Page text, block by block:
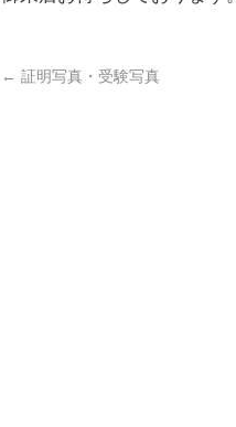
← 証明写真・受験写真